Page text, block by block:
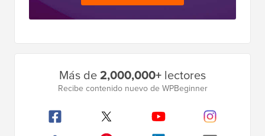
Más de2,000,000+ lectores
Recibe contenido nuevo de WPBeginner